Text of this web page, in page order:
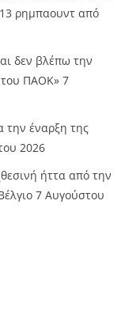
ρημπαουντ από
δεν βλέπω την
ΠΑΟΚ» 7
την έναρξη της
2026
ήττα από την
7 Αυγούστου